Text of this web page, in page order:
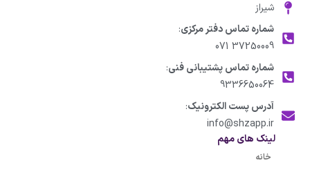
شیراز
شماره تماس دفتر مرکزی:
37250009 071
شماره تماس پشتیبانی فنی:
9336650064
آدرس پست الکترونیک:
info@shzapp.ir
لینک های مهم
خانه